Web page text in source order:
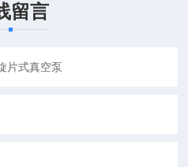
留言